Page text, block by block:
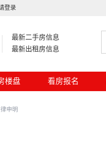
登录
最新二手房信息
最新出租房信息
楼盘 看房报名
申明